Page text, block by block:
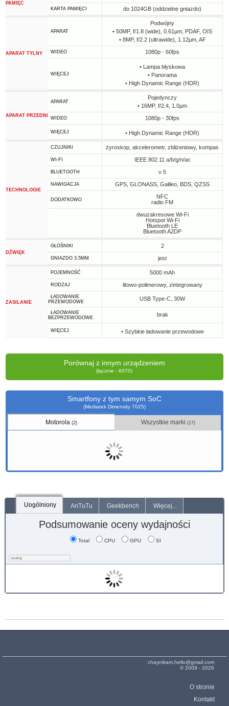
PAMIĘĆ
KARTA PAMIĘCI do 1024GB (oddzielne gniazdo)
APARAT TYLNY
APARAT
Podwójny
• 50MP, f/1.8 (wide), 0.61µm, PDAF, OIS
• 8MP, f/2.2 (ultrawide), 1.12µm, AF
WIDEO 1080p - 60fps
WIĘCEJ
• Lampa błyskowa
• Panorama
• High Dynamic Range (HDR)
APARAT PRZEDNI
APARAT
Pojedynczy
• 16MP, f/2.4, 1.0µm
WIDEO 1080p - 30fps
WIĘCEJ • High Dynamic Range (HDR)
TECHNOLOGIE
CZUJNIKI żyroskop, akcelerometr, zbliżeniowy, kompas
WI-FI IEEE 802.11 a/b/g/n/ac
BLUETOOTH v 5
NAWIGACJA GPS, GLONASS, Galileo, BDS, QZSS
DODATKOWO
NFC
radio FM
dwuzakresowe Wi-Fi
Hotspot Wi-Fi
Bluetooth LE
Bluetooth A2DP
DŹWIĘK
GŁOŚNIKI 2
GNIAZDO 3,5MM jest
ZASILANIE
POJEMNOŚĆ 5000 mAh
RODZAJ litowo-polimerowy, zintegrowany
ŁADOWANIE
PRZEWODOWE
USB Type-C, 30W
ŁADOWANIE
BEZPRZEWODOWE
brak
WIĘCEJ • Szybkie ładowanie przewodowe
Porównaj z innym urządzeniem
(łącznie - 6070)
Smartfony z tym samym SoC
(Mediatek Dimensity 7025)
Motorola(2) Wszystkie marki (17)
Uogólniony AnTuTu Geekbench Więcej...
Podsumowanie oceny wydajności
Total CPU GPU SI
chaynikam.hello@gmail.com
© 2009 - 2026
O stronie
Kontakt